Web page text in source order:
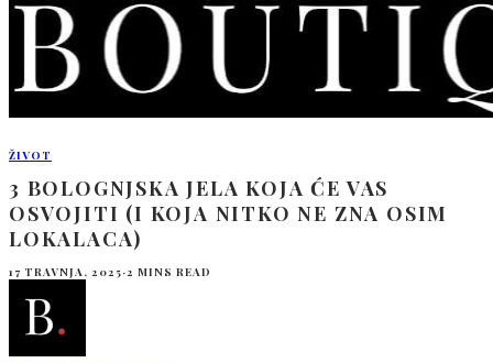
ŽIVOT
3 BOLOGNJSKA JELA KOJA ĆE VAS
OSVOJITI (I KOJA NITKO NE ZNA OSIM
LOKALACA)
17 TRAVNJA, 2025·2 MINS READ